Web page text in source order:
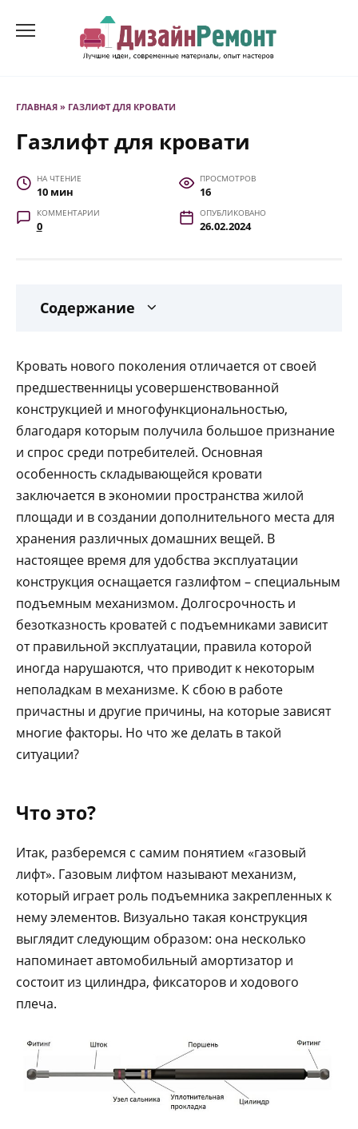
ГЛАВНАЯ » ГАЗЛИФТ ДЛЯ КРОВАТИ
Газлифт для кровати
НА ЧТЕНИЕ
10 мин
ПРОСМОТРОВ
16
КОММЕНТАРИИ
0
ОПУБЛИКОВАНО
26.02.2024
Содержание
Кровать нового поколения отличается от своей
предшественницы усовершенствованной
конструкцией и многофункциональностью,
благодаря которым получила большое признание
и спрос среди потребителей. Основная
особенность складывающейся кровати
заключается в экономии пространства жилой
площади и в создании дополнительного места для
хранения различных домашних вещей. В
настоящее время для удобства эксплуатации
конструкция оснащается газлифтом – специальным
подъемным механизмом. Долгосрочность и
безотказность кроватей с подъемниками зависит
от правильной эксплуатации, правила которой
иногда нарушаются, что приводит к некоторым
неполадкам в механизме. К сбою в работе
причастны и другие причины, на которые зависят
многие факторы. Но что же делать в такой
ситуации?
Что это?
Итак, разберемся с самим понятием «газовый
лифт». Газовым лифтом называют механизм,
который играет роль подъемника закрепленных к
нему элементов. Визуально такая конструкция
выглядит следующим образом: она несколько
напоминает автомобильный амортизатор и
состоит из цилиндра, фиксаторов и ходового
плеча.